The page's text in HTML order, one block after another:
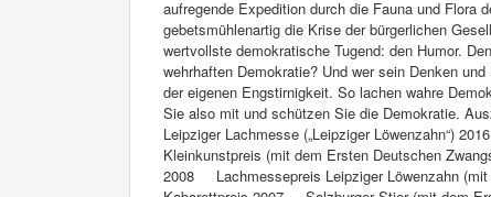
aufregende Expedition durch die Fauna und Flora
gebetsmühlenartig die Krise der bürgerlichen
wertvollste demokratische Tugend: den Humor.
wehrhaften Demokratie? Und wer sein Denken
der eigenen Engstirnigkeit. So lachen wahre
Sie also mit und schützen Sie die Demokratie.
Leipziger Lachmesse („Leipziger Löwenzahn“)
Kleinkunstpreis (mit dem Ersten Deutschen
2008 Lachmessepreis Leipziger Löwenzahn